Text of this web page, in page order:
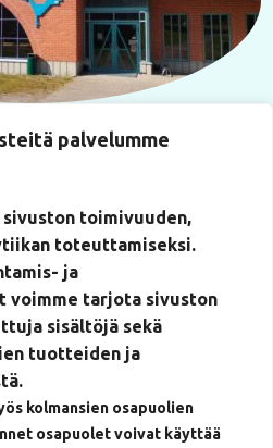
palvelumme
toimivuuden,
toteuttamiseksi.
ja
voimme tarjota sivuston
sisältöjä sekä
tuotteiden ja
kolmansien osapuolien
osapuolet voivat käyttää
22
Mikkeli